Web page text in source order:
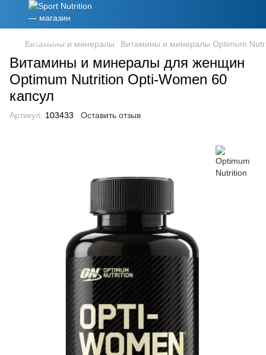
Витамины и минералы Витамины и минералы Optimum
Витамины и минералы для женщин
Optimum Nutrition Opti-Women 60
капсул
Артикул: 103433 Оставить отзыв